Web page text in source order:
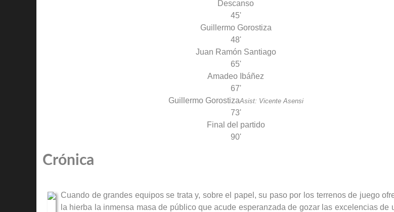
Descanso
45'
Guillermo Gorostiza
48'
Juan Ramón Santiago
65'
Amadeo Ibáñez
67'
Guillermo GorostizaAsist: Vicente Asensi
73'
Final del partido
90'
Crónica
Cuando de grandes equipos se trata y, sobre el papel, su paso por los terrenos de juego
la hierba la inmensa masa de público que acude esperanzada de gozar las excelencias